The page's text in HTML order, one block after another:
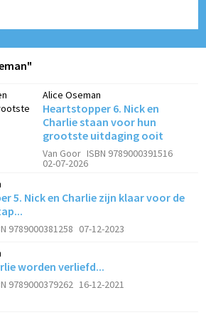
Alice Oseman
Heartstopper 6. Nick en
Charlie staan voor hun
grootste uitdaging ooit
Van Goor ISBN 9789000391516
02-07-2026
5. Nick en Charlie zijn klaar voor de
9789000381258 07-12-2023
worden verliefd...
9789000379262 16-12-2021